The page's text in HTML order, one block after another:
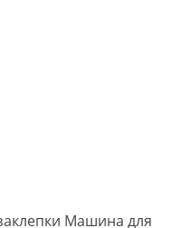
Машина для